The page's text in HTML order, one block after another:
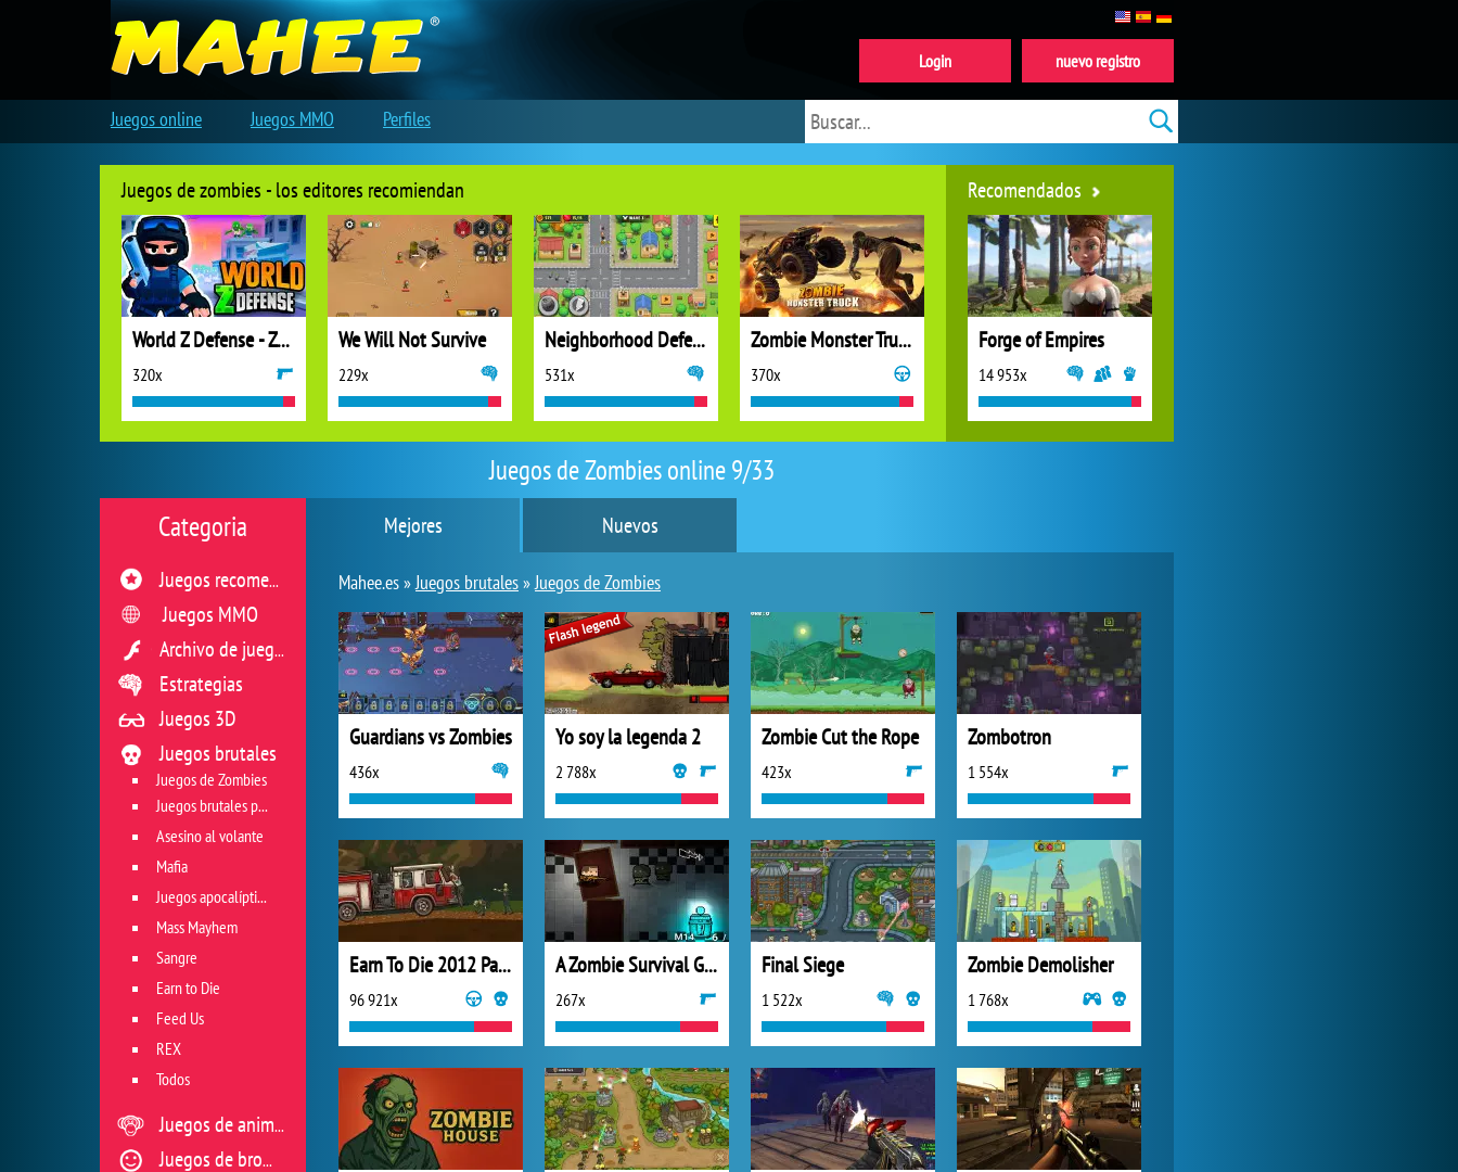
Juegos de Zombies online 9/33
Mejores Nuevos
Mahee.es »Juegos brutales»Juegos de Zombies
Guardians vs Zombies
436x
Yo soy la legenda 2
2 788x
Zombie Cut the Rope
423x
Zombotron
1 554x
Earn To Die 2012 Part 2
96 921x
A Zombie Survival Game
267x
Final Siege
1 522x
Zombie Demolisher
1 768x
Categoria
Juegos recomendados
Juegos MMO
Archivo de juegos flash
Estrategias
Juegos 3D
Juegos brutales
Juegos de Zombies
Juegos brutales para sobrevivir
Asesino al volante
Mafia
Juegos apocalípticos
Mass Mayhem
Sangre
Earn to Die
Feed Us
REX
Todos
Juegos de animales
Juegos de broma
Juegos de zombies - los editores recomiendan
World Z Defense - Zombie Defense
320x
We Will Not Survive
229x
Neighborhood Defense
531x
Zombie Monster Truck
370x
Recomendados
Forge of Empires
14 953x
Zoo 2: Animal Park
World of Tanks
nuevo registro
Login
Juegos online Juegos MMO Perfiles